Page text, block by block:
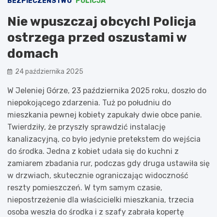
Nie wpuszczaj obcych! Policja
ostrzega przed oszustami w
domach
24 października 2025
W Jeleniej Górze, 23 października 2025 roku, doszło do
niepokojącego zdarzenia. Tuż po południu do
mieszkania pewnej kobiety zapukały dwie obce panie.
Twierdziły, że przyszły sprawdzić instalację
kanalizacyjną, co było jedynie pretekstem do wejścia
do środka. Jedna z kobiet udała się do kuchni z
zamiarem zbadania rur, podczas gdy druga ustawiła się
w drzwiach, skutecznie ograniczając widoczność
reszty pomieszczeń. W tym samym czasie,
niepostrzeżenie dla właścicielki mieszkania, trzecia
osoba weszła do środka i z szafy zabrała kopertę